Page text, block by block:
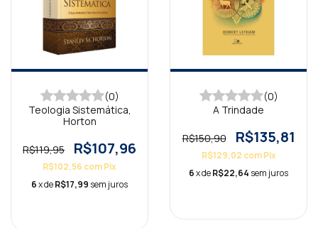
(0)
Teologia Sistemática,
Horton
R$119,95 R$107,96
R$102,56 comPix
6x deR$17,99 sem juros
(0)
A Trindade
R$150,90 R$135,81
R$129,02 com Pix
6x deR$22,64 sem juros